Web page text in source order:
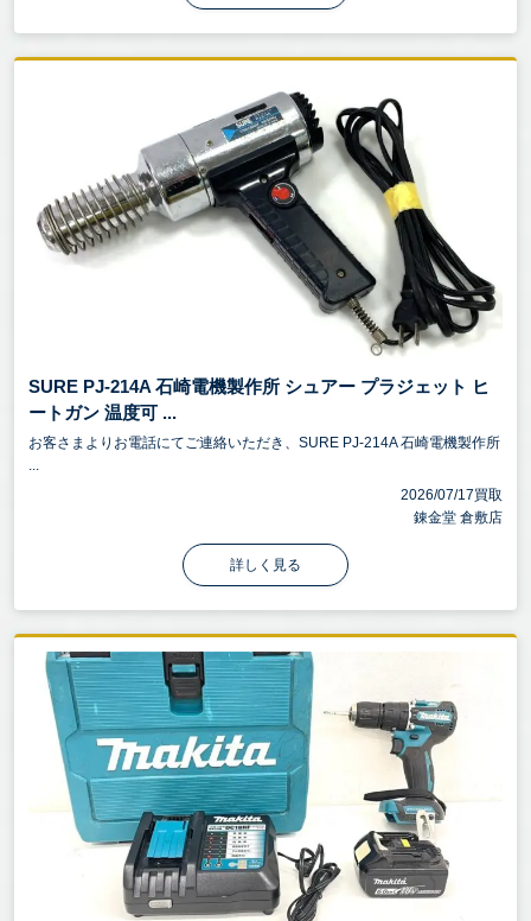
SURE PJ-214A 石崎電機製作所 シュアー プラジェット ヒ
ートガン 温度可 ...
お客さまよりお電話にてご連絡いただき、SURE PJ-214A 石崎電機製作所
...
2026/07/17買取
錬金堂 倉敷店
詳しく見る